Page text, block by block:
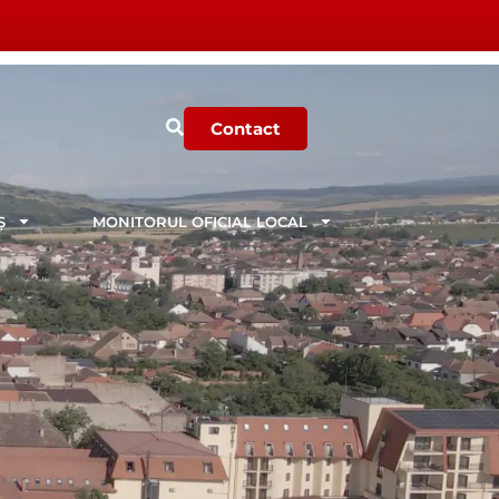
Contact
MONITORUL OFICIAL LOCAL